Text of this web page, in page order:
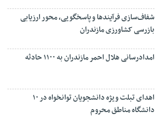
شفاف‌سازی فرآیند‌ها و پاسخگویی، محور ارزیابی
بازرسی کشاورزی مازندران
امدادرسانی هلال احمر مازندران به ۱۱۰۰ حادثه
اهدای تبلت ویژه دانشجویان توانخواه در ۱۰
دانشگاه مناطق محروم